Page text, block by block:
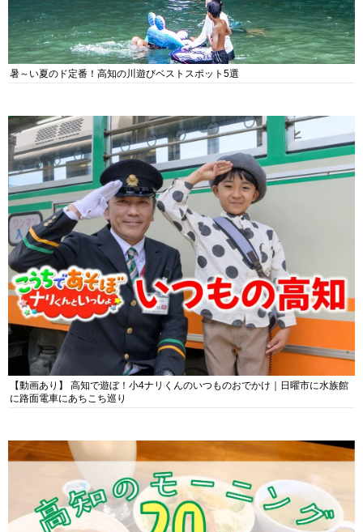
暑～い夏のド定番！高知の川遊びベストスポット5選
【動画あり】 高知で遊ぼ！小4ナリくんのいつものおでかけ｜日曜市に水族館
に路面電車にあちこち巡り